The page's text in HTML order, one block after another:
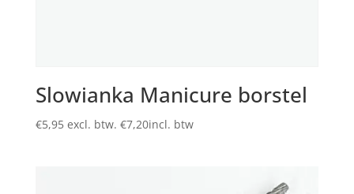
Slowianka Manicure borstel
€5,95 excl. btw. €7,20incl. btw